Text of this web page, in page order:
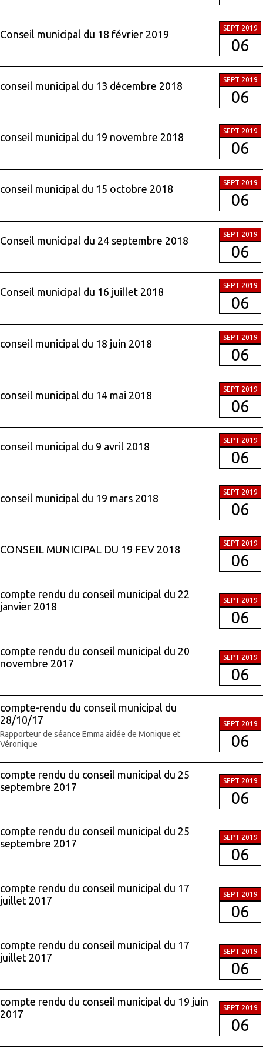
Conseil municipal du 18 février 2019
SEPT 2019
06
conseil municipal du 13 décembre 2018
SEPT 2019
06
conseil municipal du 19 novembre 2018
SEPT 2019
06
conseil municipal du 15 octobre 2018
SEPT 2019
06
Conseil municipal du 24 septembre 2018
SEPT 2019
06
Conseil municipal du 16 juillet 2018
SEPT 2019
06
conseil municipal du 18 juin 2018
SEPT 2019
06
conseil municipal du 14 mai 2018
SEPT 2019
06
conseil municipal du 9 avril 2018
SEPT 2019
06
conseil municipal du 19 mars 2018
SEPT 2019
06
CONSEIL MUNICIPAL DU 19 FEV 2018
SEPT 2019
06
compte rendu du conseil municipal du 22
janvier 2018
SEPT 2019
06
compte rendu du conseil municipal du 20
novembre 2017
SEPT 2019
06
compte-rendu du conseil municipal du
28/10/17
Rapporteur de séance Emma aidée de Monique et
Véronique
SEPT 2019
06
compte rendu du conseil municipal du 25
septembre 2017
SEPT 2019
06
compte rendu du conseil municipal du 25
septembre 2017
SEPT 2019
06
compte rendu du conseil municipal du 17
juillet 2017
SEPT 2019
06
compte rendu du conseil municipal du 17
juillet 2017
SEPT 2019
06
compte rendu du conseil municipal du 19 juin
2017
SEPT 2019
06